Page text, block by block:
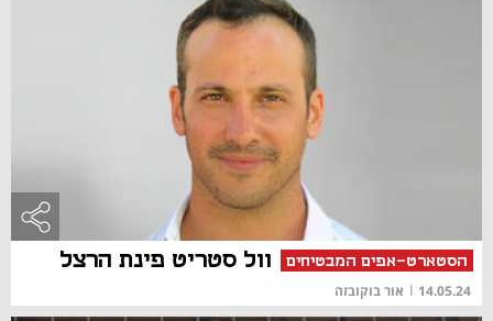
הסטארט-אפים המבטיחים וול סטריט פינת הרצל
14.05.24
| אור בוקובזה